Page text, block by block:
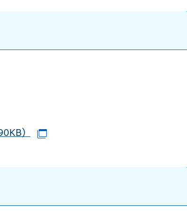
す）
ドウで開きます）
す）
） （別ウインドウで開きます）